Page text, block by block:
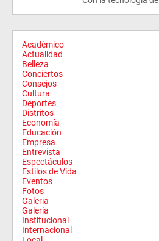
Académico
Actualidad
Belleza
Conciertos
Consejos
Cultura
Deportes
Distritos
Economía
Educación
Empresa
Entrevista
Espectáculos
Estilos de Vida
Eventos
Fotos
Galeria
Galería
Institucional
Internacional